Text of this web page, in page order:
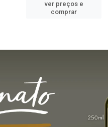
ver preços e
comprar